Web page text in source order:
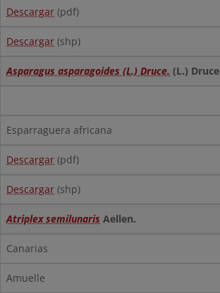
Descargar (pdf)
Descargar (shp)
Asparagus asparagoides (L.) Druce. (L.) Druce
Esparraguera africana
Descargar (pdf)
Descargar (shp)
Atriplex semilunaris Aellen.
Canarias
Amuelle